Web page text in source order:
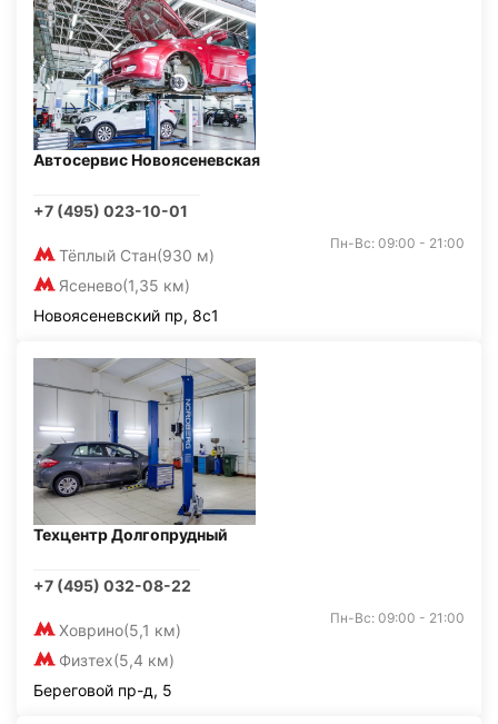
Автосервис Новоясеневская
+7 (495) 023-10-01
Тёплый Стан(930 м)
Ясенево(1,35 км)
Пн-Вс: 09:00 - 21:00
Новоясеневский пр, 8с1
Техцентр Долгопрудный
+7 (495) 032-08-22
Ховрино(5,1 км)
Физтех(5,4 км)
Пн-Вс: 09:00 - 21:00
Береговой пр-д, 5